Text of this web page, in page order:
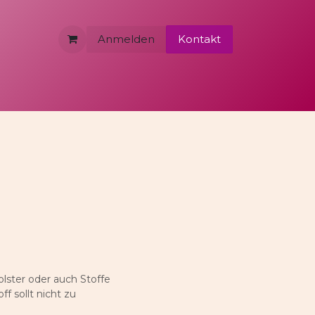
Anmelden Kontakt
oder auch Stoffe
sollt nicht zu